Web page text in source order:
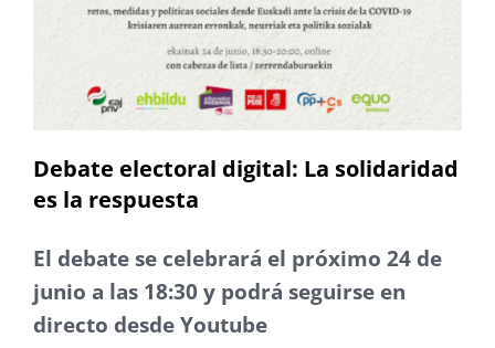
Debate electoral digital: La solidaridad
es la respuesta
El debate se celebrará el próximo 24 de
junio a las 18:30 y podrá seguirse en
directo desde Youtube